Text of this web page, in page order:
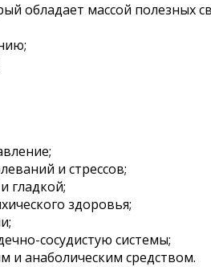
обладает массой полезных
и стрессов;
гладкой;
здоровья;
сосудистую системы;
и анаболическим средством.